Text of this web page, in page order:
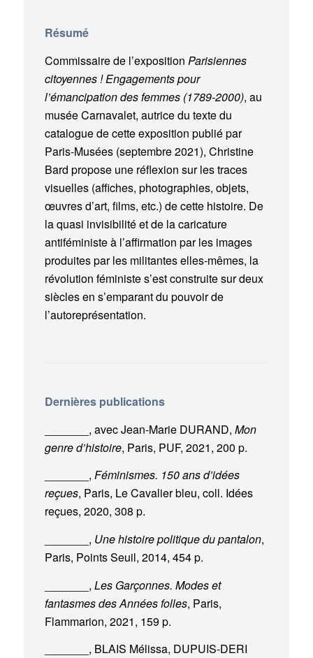
Résumé
Commissaire de l’exposition Parisiennes
citoyennes ! Engagements pour
l’émancipation des femmes (1789-2000), au
musée Carnavalet, autrice du texte du
catalogue de cette exposition publié par
Paris-Musées (septembre 2021), Christine
Bard propose une réflexion sur les traces
visuelles (affiches, photographies, objets,
œuvres d’art, films, etc.) de cette histoire. De
la quasi invisibilité et de la caricature
antiféministe à l’affirmation par les images
produites par les militantes elles-mêmes, la
révolution féministe s’est construite sur deux
siècles en s’emparant du pouvoir de
l’autoreprésentation.
Dernières publications
_______, avec Jean-Marie DURAND, Mon
genre d’histoire, Paris, PUF, 2021, 200 p.
_______, Féminismes. 150 ans d’idées
reçues, Paris, Le Cavalier bleu, coll. Idées
reçues, 2020, 308 p.
_______, Une histoire politique du pantalon,
Paris, Points Seuil, 2014, 454 p.
_______, Les Garçonnes. Modes et
fantasmes des Années folles, Paris,
Flammarion, 2021, 159 p.
_______, BLAIS Mélissa, DUPUIS-DERI